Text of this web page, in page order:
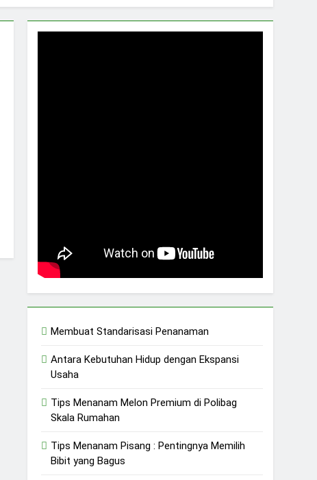
Membuat Standarisasi Penanaman
Antara Kebutuhan Hidup dengan Ekspansi
Usaha
Tips Menanam Melon Premium di Polibag
Skala Rumahan
Tips Menanam Pisang : Pentingnya Memilih
Bibit yang Bagus